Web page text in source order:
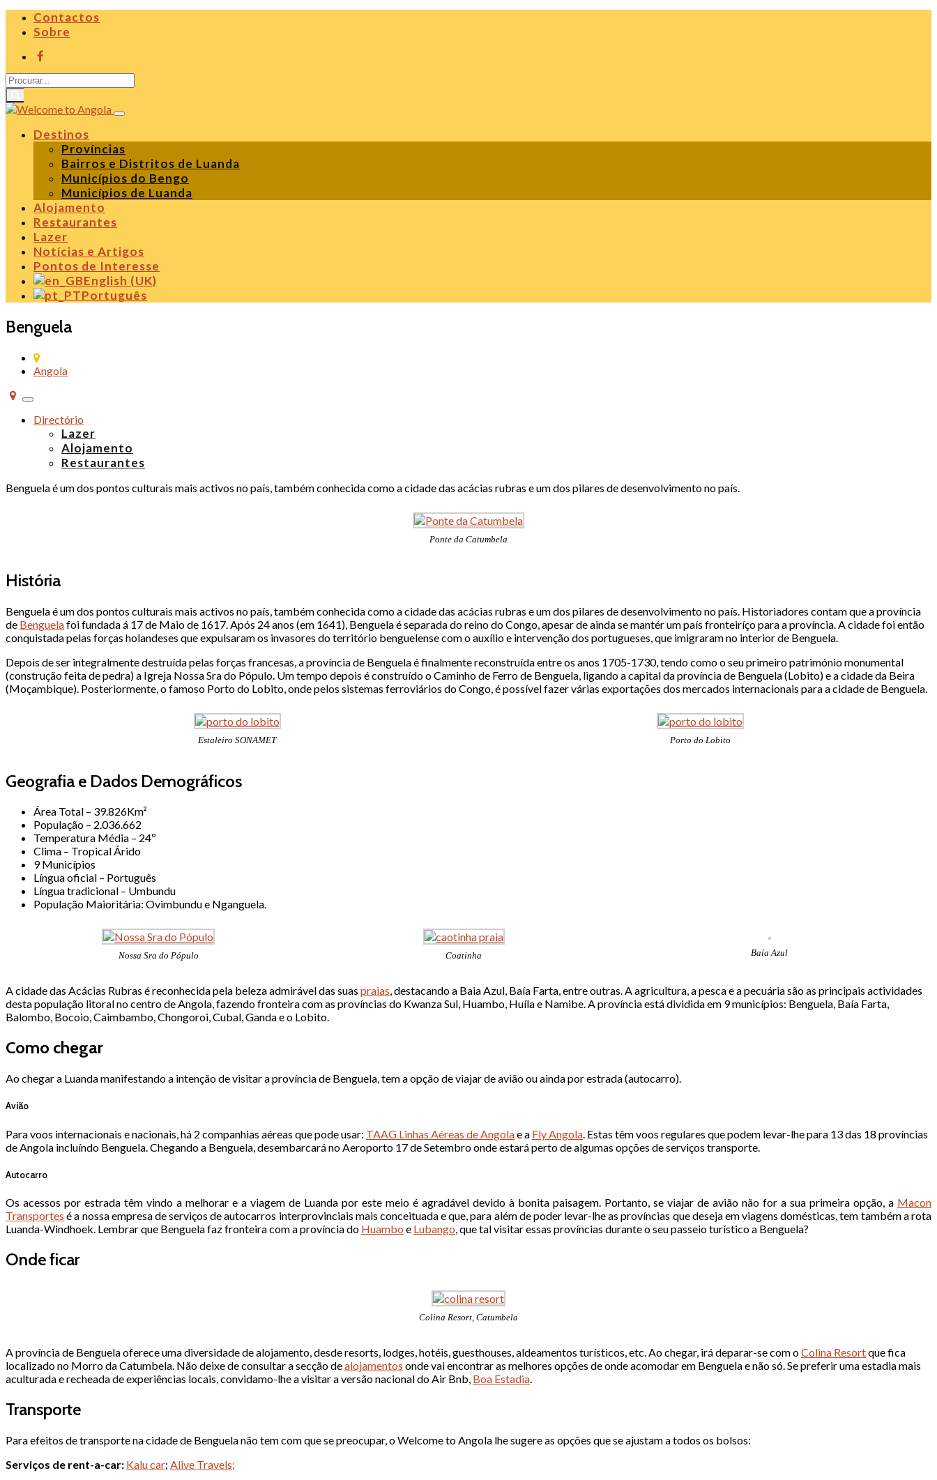
Contactos
Sobre
Destinos
Províncias
Bairros e Distritos de Luanda
Municípios do Bengo
Municípios de Luanda
Alojamento
Restaurantes
Lazer
Notícias e Artigos
Pontos de Interesse
English (UK)
Português
Benguela
Angola
Alternar
de
navegação
Directório
Lazer
Alojamento
Restaurantes
Benguela é um dos pontos culturais mais activos no país, também conhecida como a cidade das acácias rubras e um dos pilares de desenvolvimento no país.
Ponte da Catumbela
História
Benguela é um dos pontos culturais mais activos no país, também conhecida como a cidade das acácias rubras e um dos pilares de desenvolvimento no país. Historiadores contam que a província
de Benguelafoi fundada á 17 de Maio de 1617. Após 24 anos (em 1641), Benguela é separada do reino do Congo, apesar de ainda se mantér um país fronteiríço para a província. A cidade foi então
conquistada pelas forças holandeses que expulsaram os invasores do território benguelense com o auxílio e intervenção dos portugueses, que imigraram no interior de Benguela.
Depois de ser integralmente destruída pelas forças francesas, a província de Benguela é finalmente reconstruída entre os anos 1705-1730, tendo como o seu primeiro património monumental
(construção feita de pedra) a Igreja Nossa Sra do Pópulo. Um tempo depois é construído o Caminho de Ferro de Benguela, ligando a capital da província de Benguela (Lobito) e a cidade da Beira
(Moçambique). Posteriormente, o famoso Porto do Lobito, onde pelos sistemas ferroviários do Congo, é possível fazer várias exportações dos mercados internacionais para a cidade de Benguela.
Estaleiro SONAMET Porto do Lobito
Geografia e Dados Demográficos
Área Total – 39.826Km²
População – 2.036.662
Temperatura Média – 24º
Clima – Tropical Árido
9 Municípios
Língua oficial – Português
Língua tradicional – Umbundu
População Maioritária: Ovimbundu e Nganguela.
Nossa Sra do Pópulo Coatinha Baía Azul
A cidade das Acácias Rubras é reconhecida pela beleza admirável das suas praias, destacando a Baia Azul, Baía Farta, entre outras. A agricultura, a pesca e a pecuária são as principais actividades
desta população litoral no centro de Angola, fazendo fronteira com as províncias do Kwanza Sul, Huambo, Huíla e Namibe. A província está dividida em 9 municípios: Benguela, Baía Farta,
Balombo, Bocoio, Caimbambo, Chongoroi, Cubal, Ganda e o Lobito.
Como chegar
Ao chegar a Luanda manifestando a intenção de visitar a província de Benguela, tem a opção de viajar de avião ou ainda por estrada (autocarro).
Avião
Para voos internacionais e nacionais, há 2 companhias aéreas que pode usar: TAAG Linhas Aéreas de Angolae a Fly Angola . Estas têm voos regulares que podem levar-lhe para 13 das 18 províncias
de Angola incluíndo Benguela. Chegando a Benguela, desembarcará no Aeroporto 17 de Setembro onde estará perto de algumas opções de serviços transporte.
Autocarro
Os acessos por estrada têm vindo a melhorar e a viagem de Luanda por este meio é agradável devido à bonita paisagem. Portanto, se viajar de avião não for a sua primeira opção, a Macon
Transportes é a nossa empresa de serviços de autocarros interprovinciais mais conceituada e que, para além de poder levar-lhe as províncias que deseja em viagens domésticas, tem também a rota
Luanda-Windhoek. Lembrar que Benguela faz fronteira com a província do Huambo e Lubango, que tal visitar essas províncias durante o seu passeio turístico a Benguela?
Onde ficar
Colina Resort, Catumbela
A província de Benguela oferece uma diversidade de alojamento, desde resorts, lodges, hotéis, guesthouses, aldeamentos turísticos, etc. Ao chegar, irá deparar-se com oColina Resortque fica
localizado no Morro da Catumbela. Não deixe de consultar a secção dealojamentos onde vai encontrar as melhores opções de onde acomodar em Benguela e não só. Se preferir uma estadia mais
aculturada e recheada de experiências locais, convidamo-lhe a visitar a versão nacional do Air Bnb, Boa Estadia
Transporte
Para efeitos de transporte na cidade de Benguela não tem com que se preocupar, o Welcome to Angola lhe sugere as opções que se ajustam a todos os bolsos:
Serviços de rent-a-car: Kalu car; Alive Travels;